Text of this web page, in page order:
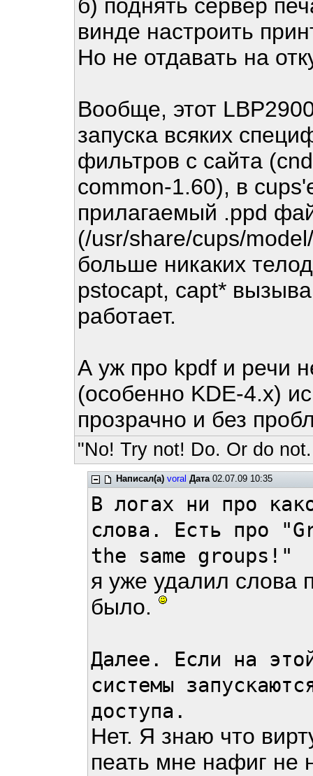
б) поднять сервер
винде настроить
Но не отдавать на
Вообще, этот
запуска всяких
фильтров с сайта
common-1.60), в
прилагаемый .ppd
(/usr/share/cups/
больше никаких
pstocapt, capt*
работает.
А уж про kpdf и речи
(особенно KDE-4.x)
прозрачно и без
"No! Try not! Do. Or do
Написал(а) voral Дата02.07.09 10:35
В логах ни про
слова. Есть про
the same groups!"
я уже удалил слова
было.
Далее. Если на
системы
доступа.
Нет. Я знаю что
пеать мне нафиг не